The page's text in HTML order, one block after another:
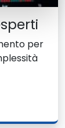
per